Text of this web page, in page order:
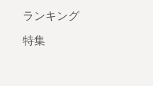
ランキング
特集